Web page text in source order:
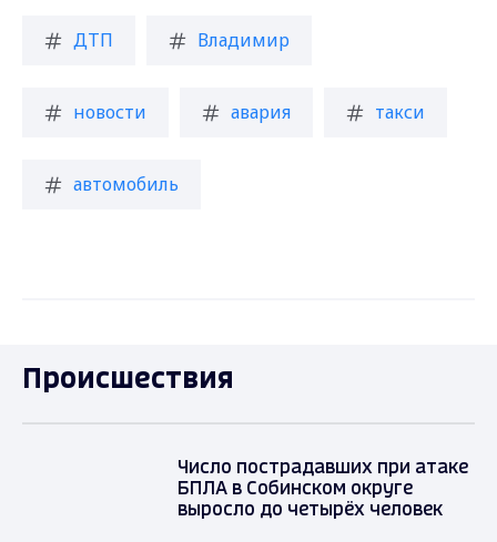
ДТП Владимир
новости авария такси
автомобиль
Происшествия
Число пострадавших при атаке
БПЛА в Собинском округе
выросло до четырёх человек